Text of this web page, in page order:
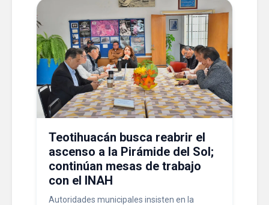
Teotihuacán busca reabrir el
ascenso a la Pirámide del Sol;
continúan mesas de trabajo
con el INAH
Autoridades municipales insisten en la